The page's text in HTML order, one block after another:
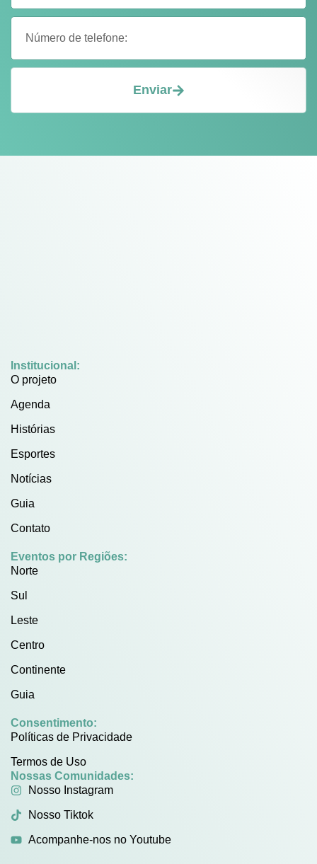
Enviar
Institucional:
O projeto
Agenda
Histórias
Esportes
Notícias
Guia
Contato
Eventos por Regiões:
Norte
Sul
Leste
Centro
Continente
Guia
Consentimento:
Políticas de Privacidade
Termos de Uso
Nossas Comunidades:
Nosso Instagram
Nosso Tiktok
Acompanhe-nos no Youtube